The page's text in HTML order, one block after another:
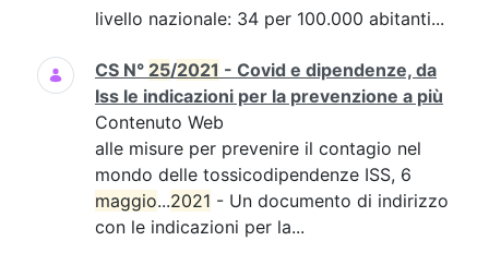
livello nazionale: 34 per 100.000 abitanti...
CS N° 25/2021 - Covid e dipendenze, da
Iss le indicazioni per la prevenzione a più
Contenuto Web
alle misure per prevenire il contagio nel
mondo delle tossicodipendenze ISS, 6
maggio...2021 - Un documento di indirizzo
con le indicazioni per la...